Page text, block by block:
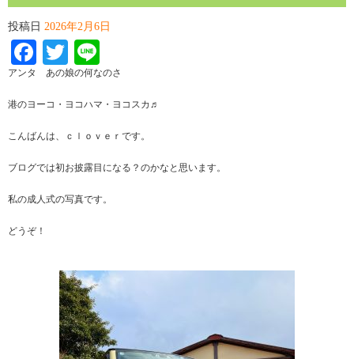
投稿日 2026年2月6日
Facebook
Twitter
アンタ あの娘の何なのさ
港のヨーコ・ヨコハマ・ヨコスカ♬
こんばんは、ｃｌｏｖｅｒです。
ブログでは初お披露目になる？のかなと思います。
私の成人式の写真です。
どうぞ！